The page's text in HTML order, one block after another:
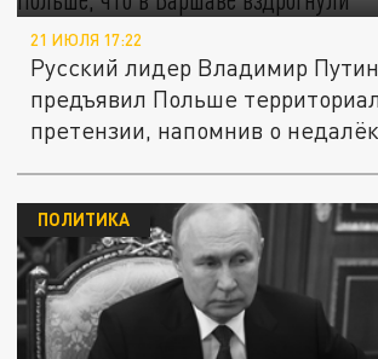
21 ИЮЛЯ 17:22
Русский лидер Владимир
предъявил Польше
претензии, напомнив о
ПОЛИТИКА